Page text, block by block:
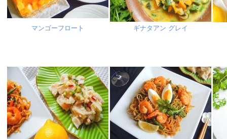
マンゴーフロート ギナタアン グレイ